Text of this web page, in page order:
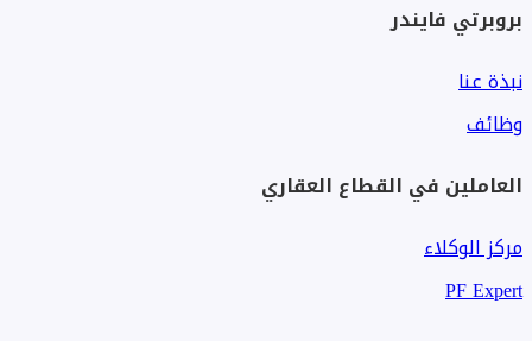
بروبرتي فايندر
نبذة عنا
وظائف
العاملين في القطاع العقاري
مركز الوكلاء
PF Expert